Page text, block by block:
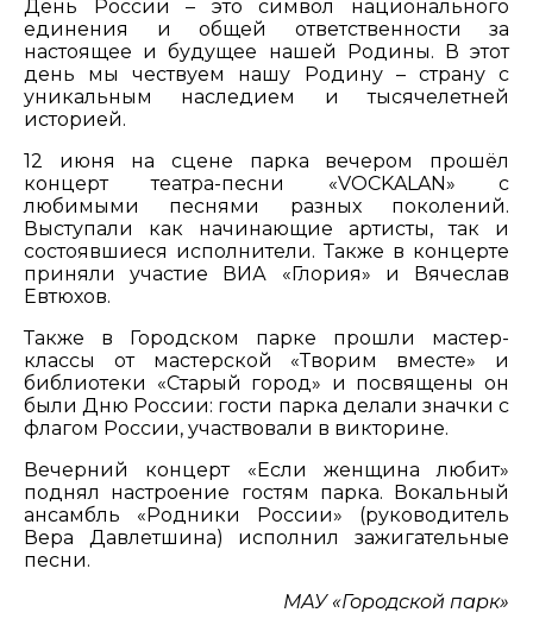
День России – это символ национального
единения и общей ответственности за
настоящее и будущее нашей Родины. В этот
день мы чествуем нашу Родину – страну с
уникальным наследием и тысячелетней
историей.
12 июня на сцене парка вечером прошёл
концерт театра-песни «VOCKALAN» с
любимыми песнями разных поколений.
Выступали как начинающие артисты, так и
состоявшиеся исполнители. Также в концерте
приняли участие ВИА «Глория» и Вячеслав
Евтюхов.
Также в Городском парке прошли мастер-
классы от мастерской «Творим вместе» и
библиотеки «Старый город» и посвящены он
были Дню России: гости парка делали значки с
флагом России, участвовали в викторине.
Вечерний концерт «Если женщина любит»
поднял настроение гостям парка. Вокальный
ансамбль «Родники России» (руководитель
Вера Давлетшина) исполнил зажигательные
песни.
МАУ «Городской парк»